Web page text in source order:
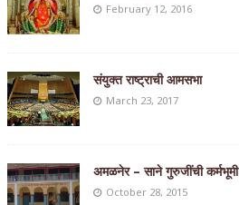
February 12, 2016
संयुक्त राष्ट्राची आमसभा
March 23, 2017
अमळनेर – साने गुरुजींची कर्मभूमी
October 28, 2015